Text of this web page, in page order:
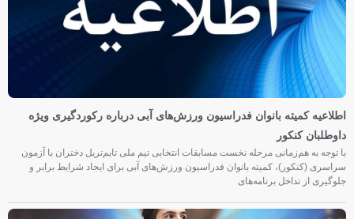
اطلاعیه کمیته بانوان فدراسیون ورزش‌های آبی درباره رکوردگیری ویژه
داوطلبان کنکور
با توجه به هم‌زمانی مرحله نخست مسابقات انتخابی تیم ملی تایم‌تریل دختران با آزمون
سراسری (کنکور)، کمیته بانوان فدراسیون ورزش‌های آبی برای ایجاد شرایط برابر و
جلوگیری از تداخل برنامه‌های